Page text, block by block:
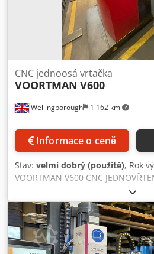
Wellingborough 1 162 km
CNC jednoosá vrtačka
VOORTMAN V600
Informace o ceně
Stav: velmi dobrý (použité), Rok
VOORTMAN V600 CNC
automatickou výměnou nástrojů
metrů, vrtací schopnost 16,3
- 1050mm. Codpfx Asw D Uqfeh
40mm.